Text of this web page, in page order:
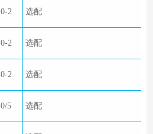
0-2 选配
0-2 选配
0-2 选配
0/5 选配